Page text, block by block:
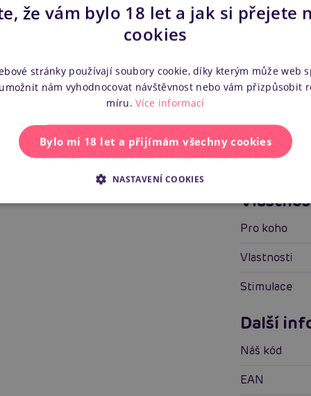
Zobrazit všechny recenze
Pro koho
Vlastnosti
Stimulace
Další
Náš kód
EAN
že vám bylo 18 let a jak si přejete
cookies
stránky používají soubory cookie, díky kterým může web
nám vyhodnocovat návštěvnost nebo vám přizpůsobit
míru. Více informací
Bylo mi 18 let a přijímám všechny cookies
NASTAVENÍ COOKIES